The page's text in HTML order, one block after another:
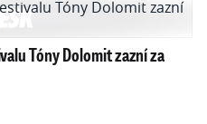
Tóny Dolomit zazní za